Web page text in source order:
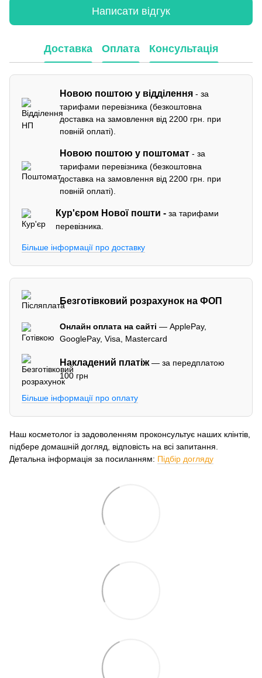
Написати відгук
Доставка Оплата Консультація
Новою поштою у відділення - за
тарифами перевізника (безкоштовна
доставка на замовлення від 2200 грн. при
повній оплаті).
Новою поштою у поштомат - за
тарифами перевізника (безкоштовна
доставка на замовлення від 2200 грн. при
повній оплаті).
Кур'єром Нової пошти -за тарифами
перевізника.
Більше інформації про доставку
Безготівковий розрахунок на ФОП
Онлайн оплата на сайті — ApplePay,
GooglePay, Visa, Mastercard
Накладений платіж— за передплатою
100 грн
Більше інформації про оплату
Наш косметолог із задоволенням проконсультує наших клінтів,
підбере домашній догляд, відповість на всі запитання.
Детальна інформація за посиланням: Підбір догляду